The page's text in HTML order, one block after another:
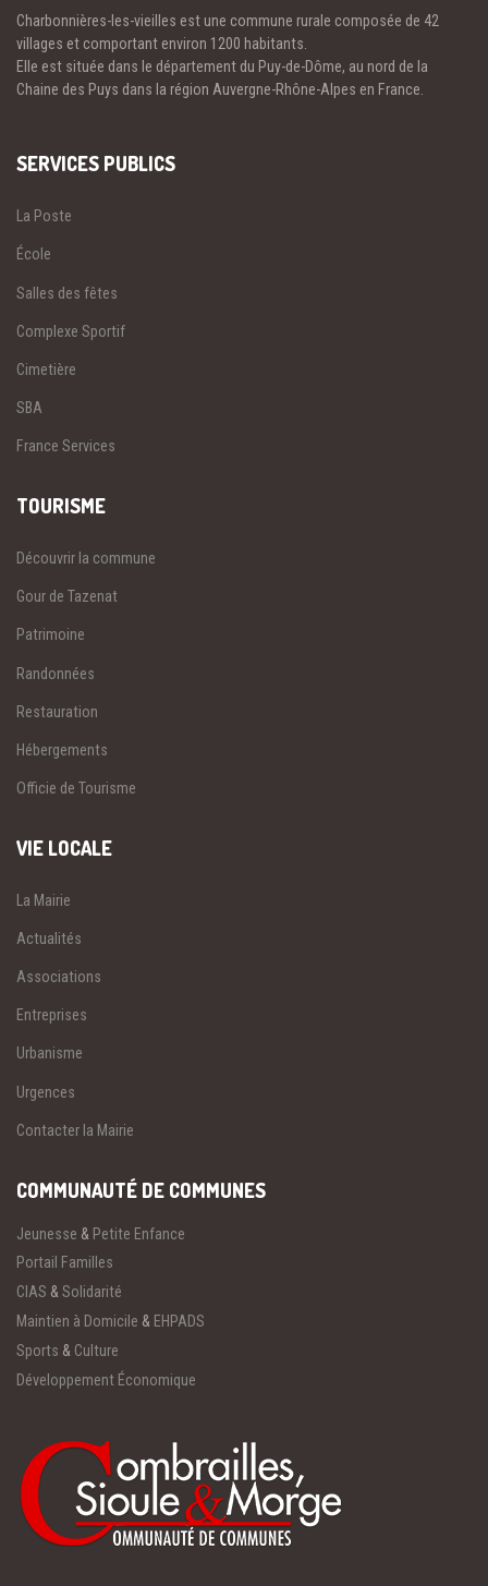
Charbonnières-les-vieilles est une commune rurale composée de 42
villages et comportant environ 1200 habitants.
Elle est située dans le département du Puy-de-Dôme, au nord de la
Chaine des Puys dans la région Auvergne-Rhône-Alpes en France.
SERVICES PUBLICS
La Poste
École
Salles des fêtes
Complexe Sportif
Cimetière
SBA
France Services
TOURISME
Découvrir la commune
Gour de Tazenat
Patrimoine
Randonnées
Restauration
Hébergements
Officie de Tourisme
VIE LOCALE
La Mairie
Actualités
Associations
Entreprises
Urbanisme
Urgences
Contacter la Mairie
COMMUNAUTÉ DE COMMUNES
Jeunesse & Petite Enfance
Portail Familles
CIAS &Solidarité
Maintien à Domicile & EHPADS
Sports & Culture
Développement Économique